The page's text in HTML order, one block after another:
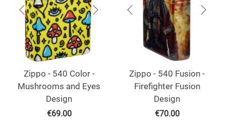
Zippo - 540 Color -
Mushrooms and Eyes
Design
€69.00
Zippo - 540 Fusion -
Firefighter Fusion
Design
€70.00